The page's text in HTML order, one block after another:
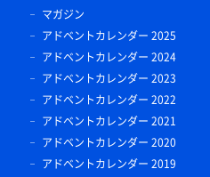
マガジン
アドベントカレンダー 2025
アドベントカレンダー 2024
アドベントカレンダー 2023
アドベントカレンダー 2022
アドベントカレンダー 2021
アドベントカレンダー 2020
アドベントカレンダー 2019